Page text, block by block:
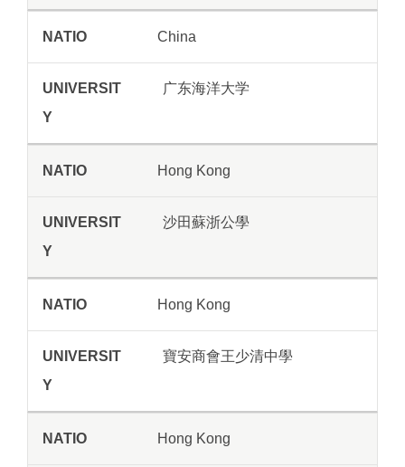
China
广东海洋大学
Hong Kong
沙田蘇浙公學
Hong Kong
寶安商會王少清中學
Hong Kong